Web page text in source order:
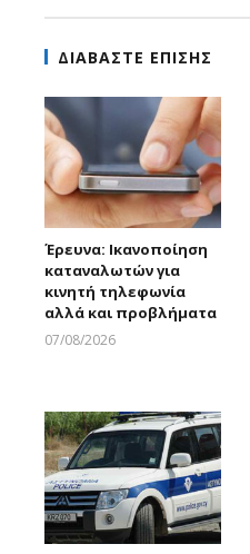
ΔΙΑΒΑΣΤΕ ΕΠΙΣΗΣ
Έρευνα: Ικανοποίηση
καταναλωτών για
κινητή τηλεφωνία
αλλά και προβλήματα
07/08/2026